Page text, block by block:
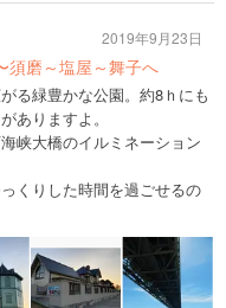
須磨～塩屋～舞子へ
る緑豊かな公園。約8ｈにも
ありますよ。
峡大橋のイルミネーション
くりした時間を過ごせるの
2019年9月23日